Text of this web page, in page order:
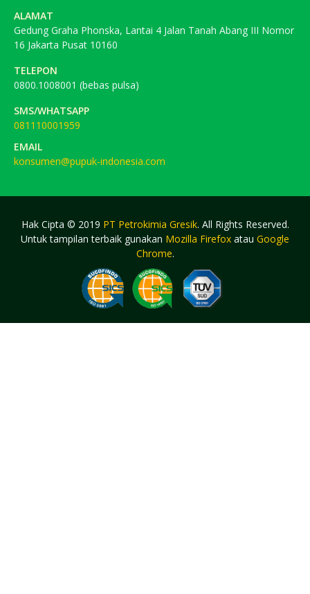
ALAMAT
Gedung Graha Phonska, Lantai 4 Jalan Tanah Abang III Nomor
16 Jakarta Pusat 10160
TELEPON
0800.1008001 (bebas pulsa)
SMS/WHATSAPP
081110001959
EMAIL
konsumen@pupuk-indonesia.com
Hak Cipta © 2019 PT Petrokimia Gresik. All Rights Reserved.
Untuk tampilan terbaik gunakan Mozilla Firefox atau Google
Chrome.